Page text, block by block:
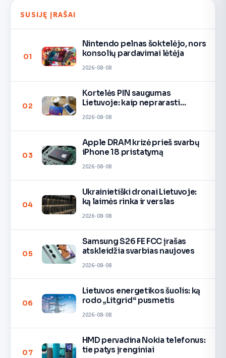
SUSIJĘ ĮRAŠAI
01
Nintendo pelnas šoktelėjo, nors
konsolių pardavimai lėtėja
2026-08-08
02
Kortelės PIN saugumas
Lietuvoje: kaip neprarasti
2026-08-08
03
Apple DRAM krizė prieš svarbų
iPhone 18 pristatymą
2026-08-08
04
Ukrainietiški dronai Lietuvoje:
ką laimės rinka ir verslas
2026-08-08
05
Samsung S26 FE FCC įrašas
atskleidžia svarbias naujoves
2026-08-08
06
Lietuvos energetikos šuolis: ką
rodo „Litgrid“ pusmetis
2026-08-08
07
HMD pervadina Nokia telefonus:
tie patys įrenginiai